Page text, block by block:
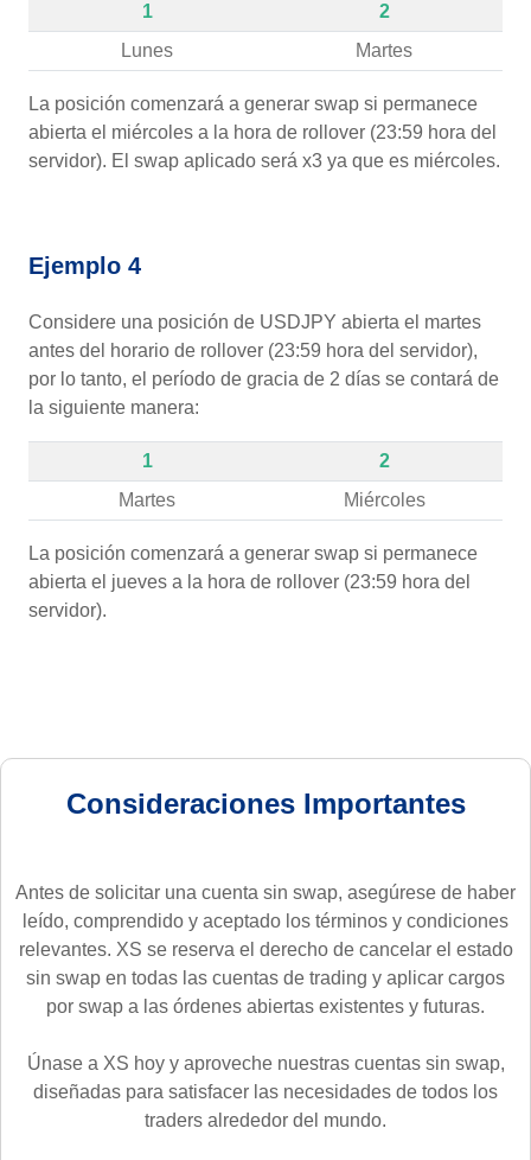
1
2
Lunes
Martes
La posición comenzará a generar swap si permanece
abierta el miércoles a la hora de rollover (23:59 hora del
servidor). El swap aplicado será x3 ya que es miércoles.
Ejemplo 4
Considere una posición de USDJPY abierta el martes
antes del horario de rollover (23:59 hora del servidor),
por lo tanto, el período de gracia de 2 días se contará de
la siguiente manera:
1
2
Martes
Miércoles
La posición comenzará a generar swap si permanece
abierta el jueves a la hora de rollover (23:59 hora del
servidor).
Consideraciones Importantes
Antes de solicitar una cuenta sin swap, asegúrese de haber
leído, comprendido y aceptado los términos y condiciones
relevantes. XS se reserva el derecho de cancelar el estado
sin swap en todas las cuentas de trading y aplicar cargos
por swap a las órdenes abiertas existentes y futuras.
Únase a XS hoy y aproveche nuestras cuentas sin swap,
diseñadas para satisfacer las necesidades de todos los
traders alrededor del mundo.